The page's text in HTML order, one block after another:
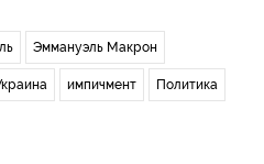
Эммануэль Макрон
импичмент Политика